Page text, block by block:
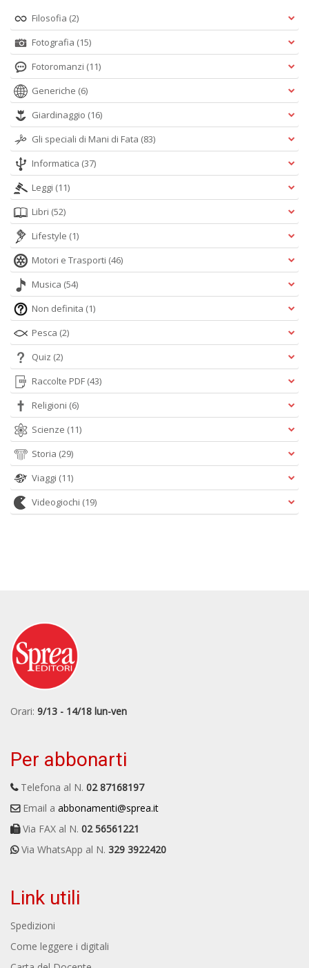
Filosofia (2)
Fotografia (15)
Fotoromanzi (11)
Generiche (6)
Giardinaggio (16)
Gli speciali di Mani di Fata (83)
Informatica (37)
Leggi (11)
Libri (52)
Lifestyle (1)
Motori e Trasporti (46)
Musica (54)
Non definita (1)
Pesca (2)
Quiz (2)
Raccolte PDF (43)
Religioni (6)
Scienze (11)
Storia (29)
Viaggi (11)
Videogiochi (19)
Orari: 9/13 - 14/18 lun-ven
Per abbonarti
Telefona al N. 02 87168197
Email a abbonamenti@sprea.it
Via FAX al N. 02 56561221
Via WhatsApp al N. 329 3922420
Link utili
Spedizioni
Come leggere i digitali